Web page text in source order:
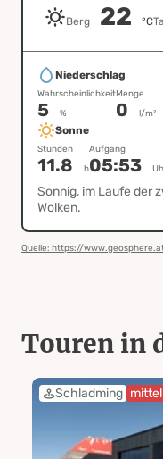
Berg 22 °C
Niederschlag
Wahrscheinlichkeit
5 %
Menge
0 l/m²
Sonne
Stunden
11.8 h
Aufgang
05:53
Sonnig, im Laufe der
Wolken.
Quelle: https://
Touren in
Schladming mittel